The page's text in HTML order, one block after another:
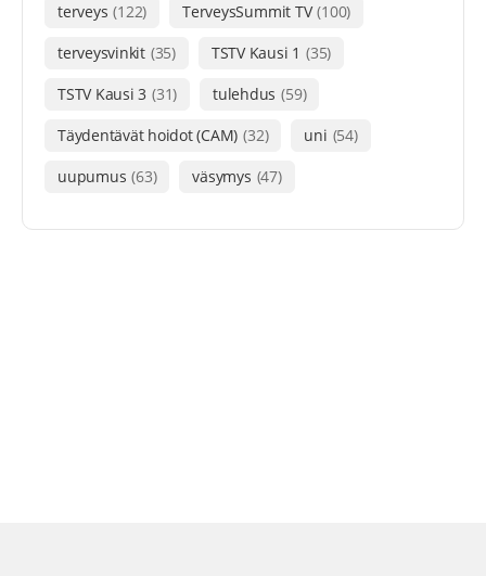
terveys (122) TerveysSummit TV (100)
terveysvinkit (35) TSTV Kausi 1 (35)
TSTV Kausi 3 (31) tulehdus (59)
Täydentävät hoidot (CAM) (32) uni (54)
uupumus (63) väsymys (47)